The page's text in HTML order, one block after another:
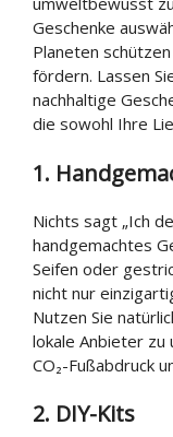
Geschenke
Planeten
fördern. Lassen
nachhaltige
die sowohl Ihre
1.
Nichts sagt „Ich
handgemachtes
Seifen oder
nicht nur
Nutzen Sie
lokale Anbieter
CO₂-Fußabdruck
2. DIY-Kits